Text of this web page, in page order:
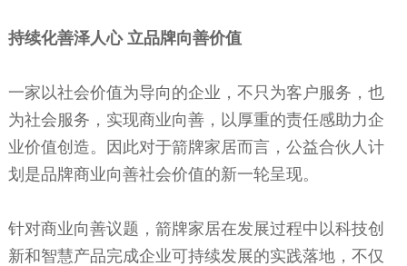
持续化善泽人心 立品牌向善价值
一家以社会价值为导向的企业，不只为客户服务，也
为社会服务，实现商业向善，以厚重的责任感助力企
业价值创造。因此对于箭牌家居而言，公益合伙人计
划是品牌商业向善社会价值的新一轮呈现。
针对商业向善议题，箭牌家居在发展过程中以科技创
新和智慧产品完成企业可持续发展的实践落地，不仅